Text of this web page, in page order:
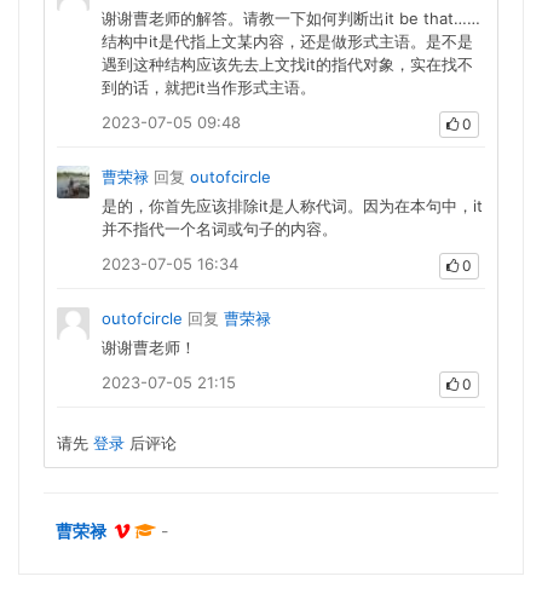
谢谢曹老师的解答。请教一下如何判断出it be that……
结构中it是代指上文某内容，还是做形式主语。是不是
遇到这种结构应该先去上文找it的指代对象，实在找不
到的话，就把it当作形式主语。
2023-07-05 09:48
0
曹荣禄 回复 outofcircle
是的，你首先应该排除it是人称代词。因为在本句中，it
并不指代一个名词或句子的内容。
2023-07-05 16:34
0
outofcircle 回复 曹荣禄
谢谢曹老师！
2023-07-05 21:15
0
请先 登录 后评论
曹荣禄 -